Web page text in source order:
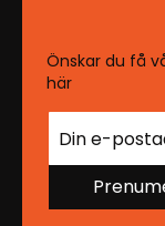
Önskar du få
här